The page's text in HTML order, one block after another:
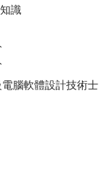
識
腦軟體設計技術士